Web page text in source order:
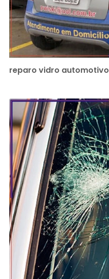
reparo vidro automotivo